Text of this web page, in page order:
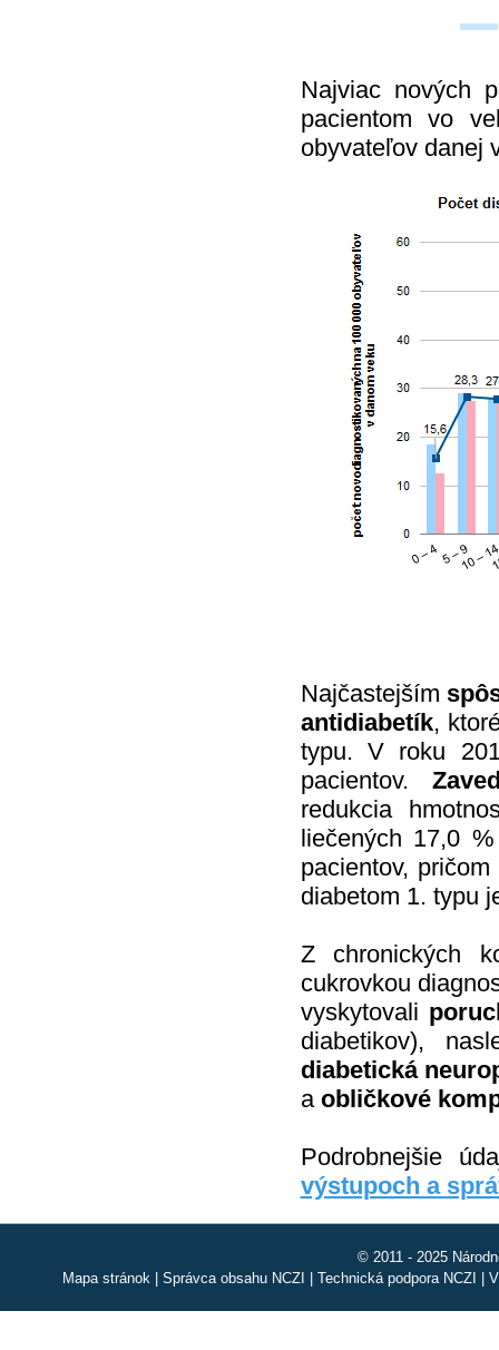
Najviac nových
pacientom vo
obyvateľov danej
Najčastejším
antidiabetík,
typu. V roku
pacientov.
redukcia
liečených 17,0
pacientov,
diabetom 1. typu
Z chronických
cukrovkou
vyskytovali
diabetikov),
diabetická
a obličkové
Podrobnejšie
výstupoch a
© 2011 - 2025
Mapa stránok| Správca obsahu NCZI Technická podpora NCZI